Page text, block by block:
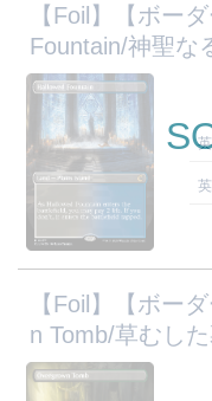
【Foil】【ボー
Fountain/神聖な
【Foil】【ボー
n Tomb/草むし